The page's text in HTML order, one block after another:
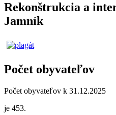
Rekonštrukcia a
Jamník
Počet obyvateľov
Počet obyvateľov k 31.12.2025
je 453.